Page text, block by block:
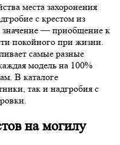
места захоронения
с крестом из
значение — приобщение к
покойного при жизни.
самые разные
модель на 100%
В каталоге
так и надгробия с
на могилу